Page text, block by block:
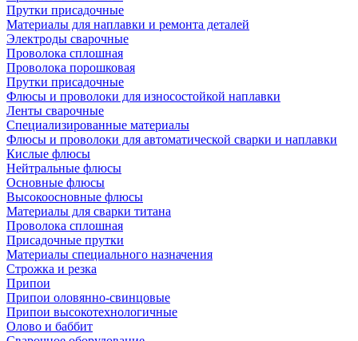
Прутки присадочные
Материалы для наплавки и ремонта деталей
Электроды сварочные
Проволока сплошная
Проволока порошковая
Прутки присадочные
Флюсы и проволоки для износостойкой наплавки
Ленты сварочные
Специализированные материалы
Флюсы и проволоки для автоматической сварки и наплавки
Кислые флюсы
Нейтральные флюсы
Основные флюсы
Высокоосновные флюсы
Материалы для сварки титана
Проволока сплошная
Присадочные прутки
Материалы специального назначения
Строжка и резка
Припои
Припои оловянно-свинцовые
Припои высокотехнологичные
Олово и баббит